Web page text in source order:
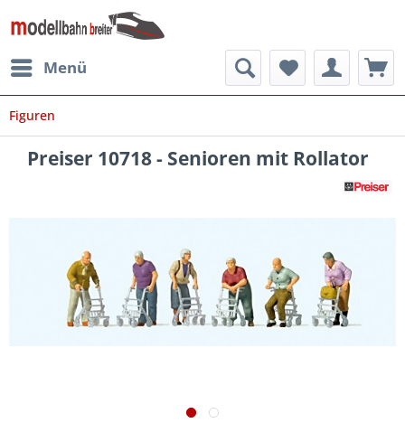
Menü
Figuren
Preiser 10718 - Senioren mit Rollator